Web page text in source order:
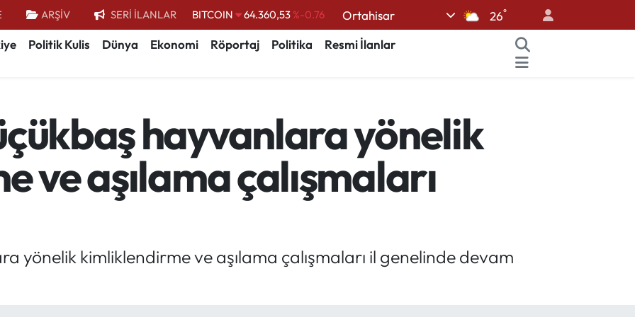
ARŞİV SERİ İLANLAR
EURO
55,0265%0.01
BİST100
13.887%64
Ortahisar 26°
Politik Kulis Dünya Ekonomi Röportaj Politika
Resmi İlanlar
hayvanlara yönelik
ve aşılama çalışmaları
yönelik kimliklendirme ve aşılama çalışmaları il genelinde devam